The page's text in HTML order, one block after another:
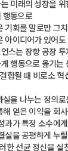
미래의 성장을
행동으로
기회를 말로만 그
아이디어가 있어
스는 장항 공장
행동으로 옮기는
합될 때 비로소
을 나누는 정의로
얻은 이익을 회
과가 특정 소수에
실을 공평하게 누
한 선균 정신을 실